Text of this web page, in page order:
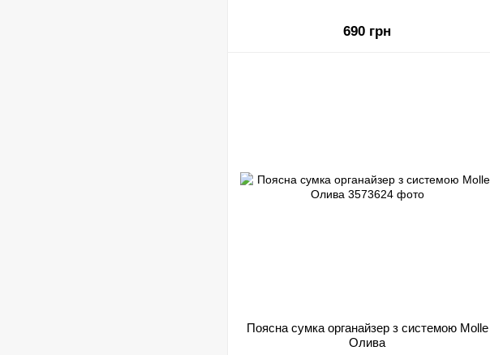
690 грн
Поясна сумка органайзер з системою Molle
Олива